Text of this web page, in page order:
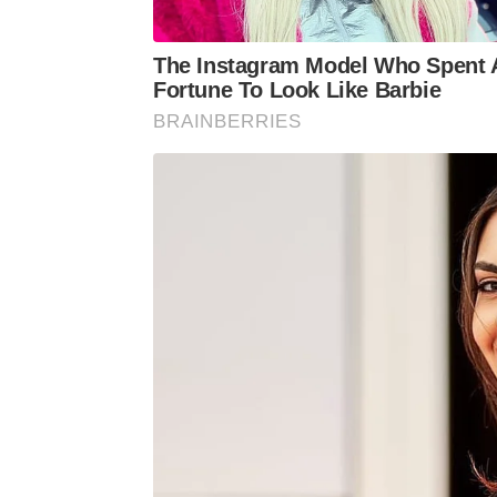
The Instagram Model Who Spent
Fortune To Look Like Barbie
BRAINBERRIES